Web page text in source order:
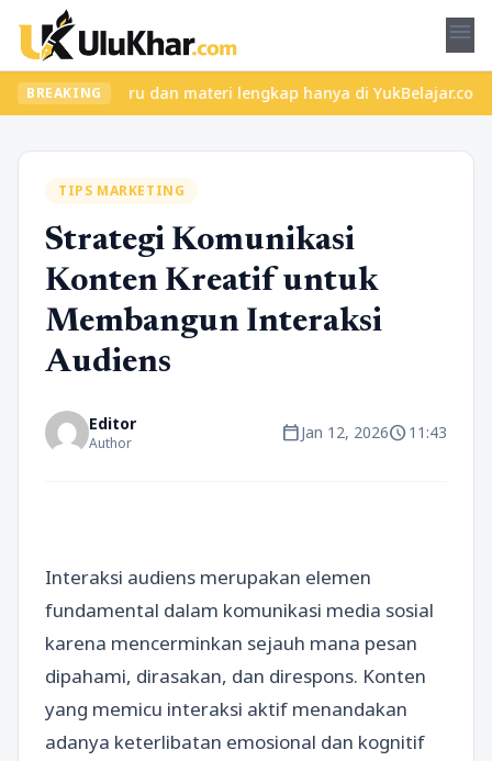
menu
BREAKING
seru dan materi lengkap hanya di YukBelajar.com. Mulai
TIPS MARKETING
Strategi Komunikasi
Konten Kreatif untuk
Membangun Interaksi
Audiens
Editor
Author calendar_todayJan 12, 2026schedule11:43
Interaksi audiens merupakan elemen
fundamental dalam komunikasi media sosial
karena mencerminkan sejauh mana pesan
dipahami, dirasakan, dan direspons. Konten
yang memicu interaksi aktif menandakan
adanya keterlibatan emosional dan kognitif